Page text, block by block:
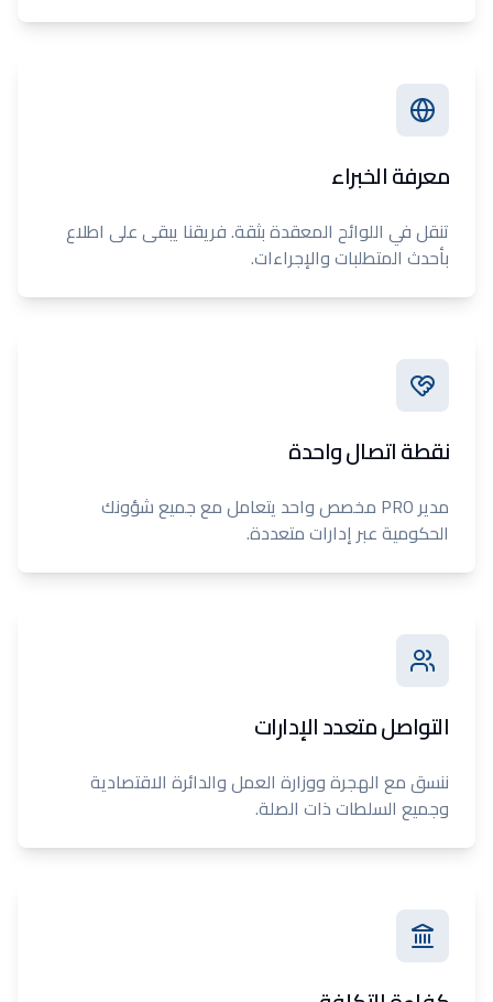
معرفة الخبراء
تنقل في اللوائح المعقدة بثقة. فريقنا يبقى على اطلاع
بأحدث المتطلبات والإجراءات.
نقطة اتصال واحدة
مدير PRO مخصص واحد يتعامل مع جميع شؤونك
الحكومية عبر إدارات متعددة.
التواصل متعدد الإدارات
ننسق مع الهجرة ووزارة العمل والدائرة الاقتصادية
وجميع السلطات ذات الصلة.